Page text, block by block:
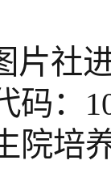
片社
码：
院培